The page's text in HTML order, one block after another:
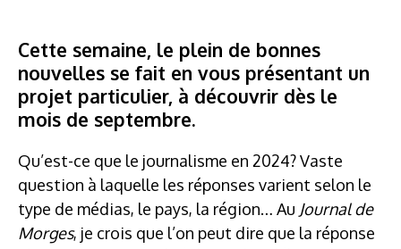
Cette semaine, le plein de bonnes
nouvelles se fait en vous présentant un
projet particulier, à découvrir dès le
mois de septembre.
Qu’est-ce que le journalisme en 2024? Vaste
question à laquelle les réponses varient selon le
type de médias, le pays, la région… Au Journal de
Morges, je crois que l’on peut dire que la réponse